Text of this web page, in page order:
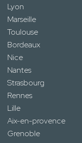
Lyon
Marseille
Toulouse
Bordeaux
Nice
Nantes
Strasbourg
Rennes
Lille
Aix-en-provence
Grenoble